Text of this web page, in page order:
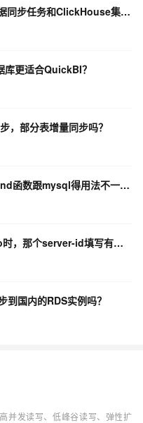
如何使用阿里云监控平台确保DTS数据同步任务和ClickHouse集群的稳定运行与资源管理？
更适合QuickBI？
，部分表增量同步吗？
云数据仓库ADB mysql 版本这个round函数跟mysql得用法不一样唉？
Flink将mysql的实时数据同步到holo时，那个server-id填写有要求么？
到国内的RDS实例吗？
并发读写、低峰谷读写、弹性扩